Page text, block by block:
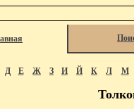
Д Е Ж З И Й К Л М